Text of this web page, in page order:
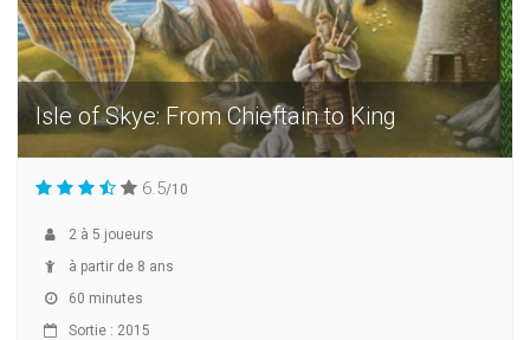
Isle of Skye: From Chieftain to King
6.5/10
2 à 5 joueurs
à partir de 8 ans
60 minutes
Sortie : 2015